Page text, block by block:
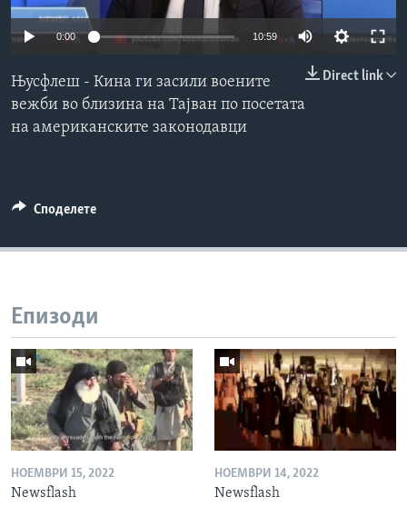
ИНТЕРВЈУА
Јазици
0:00 10:59
Direct link
Њусфлеш - Кина ги засили воените
вежби во близина на Тајван по посетата
на американските законодавци
Споделете
Епизоди
НОЕМВРИ 15, 2022
Newsflash
НОЕМВРИ 14, 2022
Newsflash